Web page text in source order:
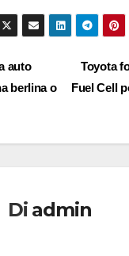
Toyota
Fuel Cell
auto
berlina o
Di admin